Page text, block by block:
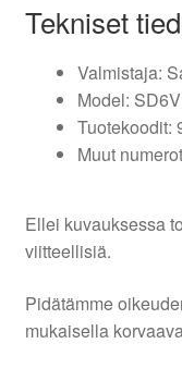
Tekniset
Valmistaja:
Model:
Tuotekoodit:
Muut
Ellei kuvauksessa
viitteellisiä.
Pidätämme
mukaisella